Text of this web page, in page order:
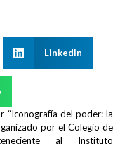
LinkedIn
“Iconografía del poder: la
por el Colegio de
al Instituto